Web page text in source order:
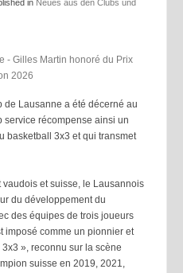
in Neues aus den Clubs und
de Lausanne a été décerné au
service récompense ainsi un
basketball 3x3 et qui transmet
et suisse, le Lausannois
du développement du
des équipes de trois joueurs
imposé comme un pionnier et
», reconnu sur la scène
suisse en 2019, 2021,